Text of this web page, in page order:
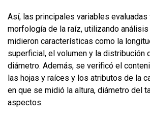
Así, las principales variables evaluadas
morfología de la raíz, utilizando
midieron características como la
superficial, el volumen y la distribución
diámetro. Además, se verificó el
las hojas y raíces y los atributos de la
en que se midió la altura, diámetro del
aspectos.